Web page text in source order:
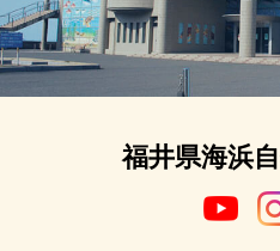
福井県海浜